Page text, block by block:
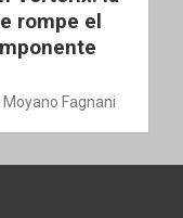
rompe el
Fagnani